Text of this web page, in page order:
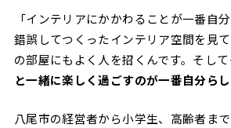
「インテリアにかかわることが一番自
錯誤してつくったインテリア空間を見
の部屋にもよく人を招くんです。そして
と一緒に楽しく過ごすのが一番自分ら
八尾市の経営者から小学生、高齢者ま